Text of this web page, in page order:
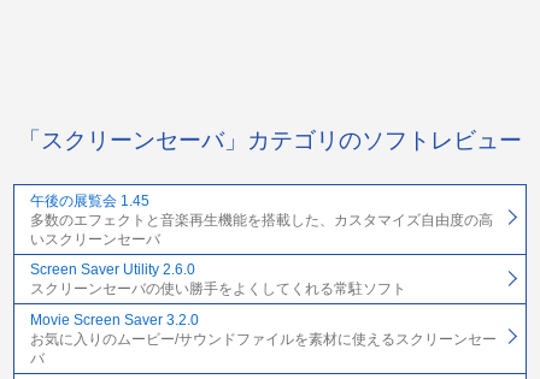
「スクリーンセーバ」カテゴリのソフトレビュー
午後の展覧会 1.45
多数のエフェクトと音楽再生機能を搭載した、カスタマイズ自由度の高
いスクリーンセーバ
Screen Saver Utility 2.6.0
スクリーンセーバの使い勝手をよくしてくれる常駐ソフト
Movie Screen Saver 3.2.0
お気に入りのムービー/サウンドファイルを素材に使えるスクリーンセー
バ